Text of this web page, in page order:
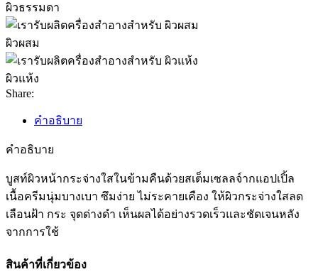
ผิวธรรมดา
ผิวผสม
ผิวแห้ง
Share:
คำอธิบาย
คำอธิบาย
บูสท์ผิวหน้ากระจ่างใสในข้ามคืนด้วยสเต็มเซลลจ์ากแอปเปิ้ล
เนื้อครีมนุ่มบางเบา ซึมง่าย ไม่ระคายเคือง ให้ผิวกระจ่างใสลด
เลือนฝ้า กระ จุดด่างดำ เห็นผลได้อย่างรวดเร็วและชัดเจนหลัง
จากการใช้
สินค้าที่เกี่ยวข้อง